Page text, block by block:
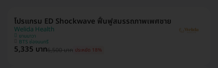
โปรแกรม ED Shockwave ฟื้นฟูสมรรถภาพเพศชาย
Welida Health
ยานนาวา
BTS ช่องนนทรี
5,335 บาท6,500 บาท ประหยัด 18%